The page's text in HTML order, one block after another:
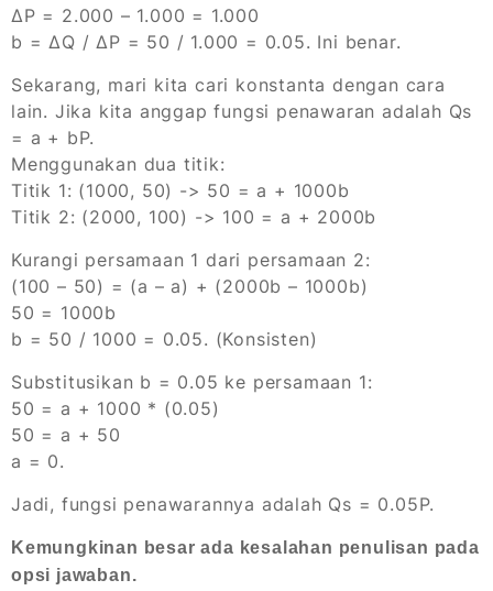
ΔP = 2.000 – 1.000 = 1.000
b = ΔQ / ΔP = 50 / 1.000 = 0.05. Ini benar.
Sekarang, mari kita cari konstanta dengan cara
lain. Jika kita anggap fungsi penawaran adalah Qs
= a + bP.
Menggunakan dua titik:
Titik 1: (1000, 50) -> 50 = a + 1000b
Titik 2: (2000, 100) -> 100 = a + 2000b
Kurangi persamaan 1 dari persamaan 2:
(100 – 50) = (a – a) + (2000b – 1000b)
50 = 1000b
b = 50 / 1000 = 0.05. (Konsisten)
Substitusikan b = 0.05 ke persamaan 1:
50 = a + 1000 * (0.05)
50 = a + 50
a = 0.
Jadi, fungsi penawarannya adalah Qs = 0.05P.
Kemungkinan besar ada kesalahan penulisan pada
opsi jawaban.